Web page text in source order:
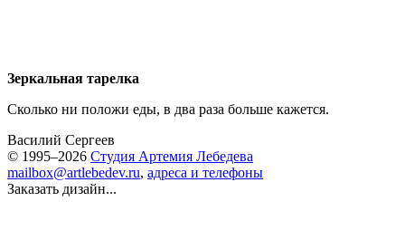
Зеркальная тарелка
Сколько ни положи еды, в два раза больше кажется.
Василий Сергеев
© 1995–2026 Студия Артемия Лебедева
mailbox@artlebedev.ru, адреса и телефоны
Заказать дизайн...